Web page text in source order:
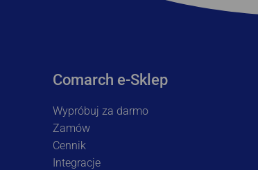
Comarch e-Sklep
Wypróbuj za darmo
Zamów
Cennik
Integracje